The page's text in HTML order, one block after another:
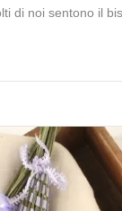
di noi sentono il